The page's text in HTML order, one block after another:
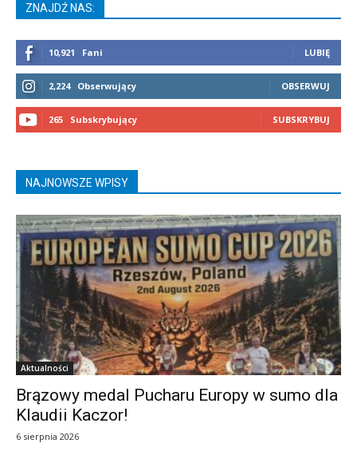
ZNAJDŹ NAS:
10,921 Fani LUBIĘ
2,224 Obserwujący OBSERWUJ
265 Subskrybujący SUBSKRYBUJ
NAJNOWSZE WPISY
Aktualności
Brązowy medal Pucharu Europy w sumo dla
Klaudii Kaczor!
6 sierpnia 2026